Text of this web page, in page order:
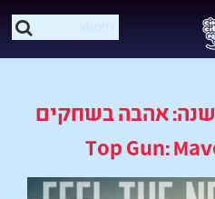
טופ גאן חגיגות 40 שנה: אהבה בשחקים